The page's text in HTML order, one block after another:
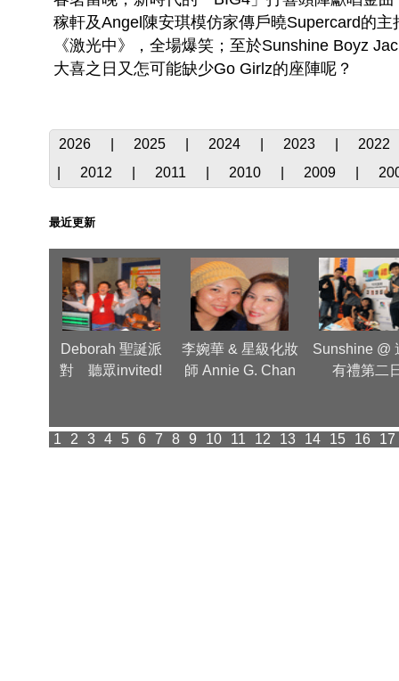
稼軒及Angel陳安琪模仿家傳戶曉Supercard的
《激光中》，全場爆笑；至於Sunshine Boyz
大喜之日又怎可能缺少Go Girlz的座陣呢？
2026 2025 2024 2023
2022
2012 2011 2010 2009
最近更新
Deborah 聖誕派
對 聽眾invited!
李婉華 & 星級化妝
師 Annie G. Chan
Sunshine @
有禮第二
1 2 3 4 5 6 7 8 9 10 11 12 13 14 15 16 17